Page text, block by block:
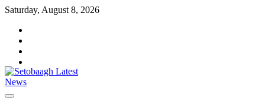
Skip
content
Saturday, August 8, 2026